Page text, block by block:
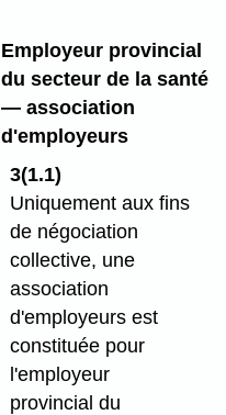
Employeur provincial
du secteur de la santé
— association
d'employeurs
3(1.1)
Uniquement aux fins
de négociation
collective, une
association
d'employeurs est
constituée pour
l'employeur
provincial du